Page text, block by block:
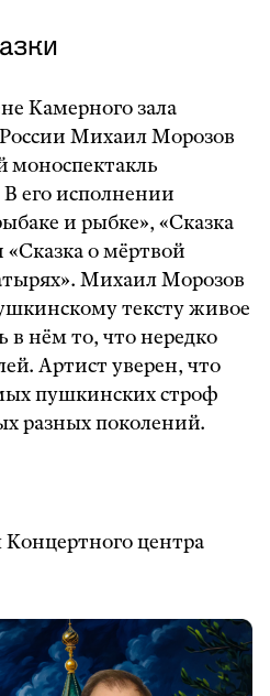
Камерного зала
Михаил Морозов
моноспектакль
его исполнении
и рыбке», «Сказка
о мёртвой
Михаил Морозов
тексту живое
в нём то, что нередко
Артист уверен, что
пушкинских строф
разных поколений.
центра